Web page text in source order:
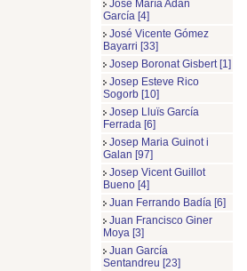
José María Adán
García [4]
José Vicente Gómez
Bayarri [33]
Josep Boronat Gisbert [1]
Josep Esteve Rico
Sogorb [10]
Josep Lluïs García
Ferrada [6]
Josep Maria Guinot i
Galan [97]
Josep Vicent Guillot
Bueno [4]
Juan Ferrando Badía [6]
Juan Francisco Giner
Moya [3]
Juan García
Sentandreu [23]